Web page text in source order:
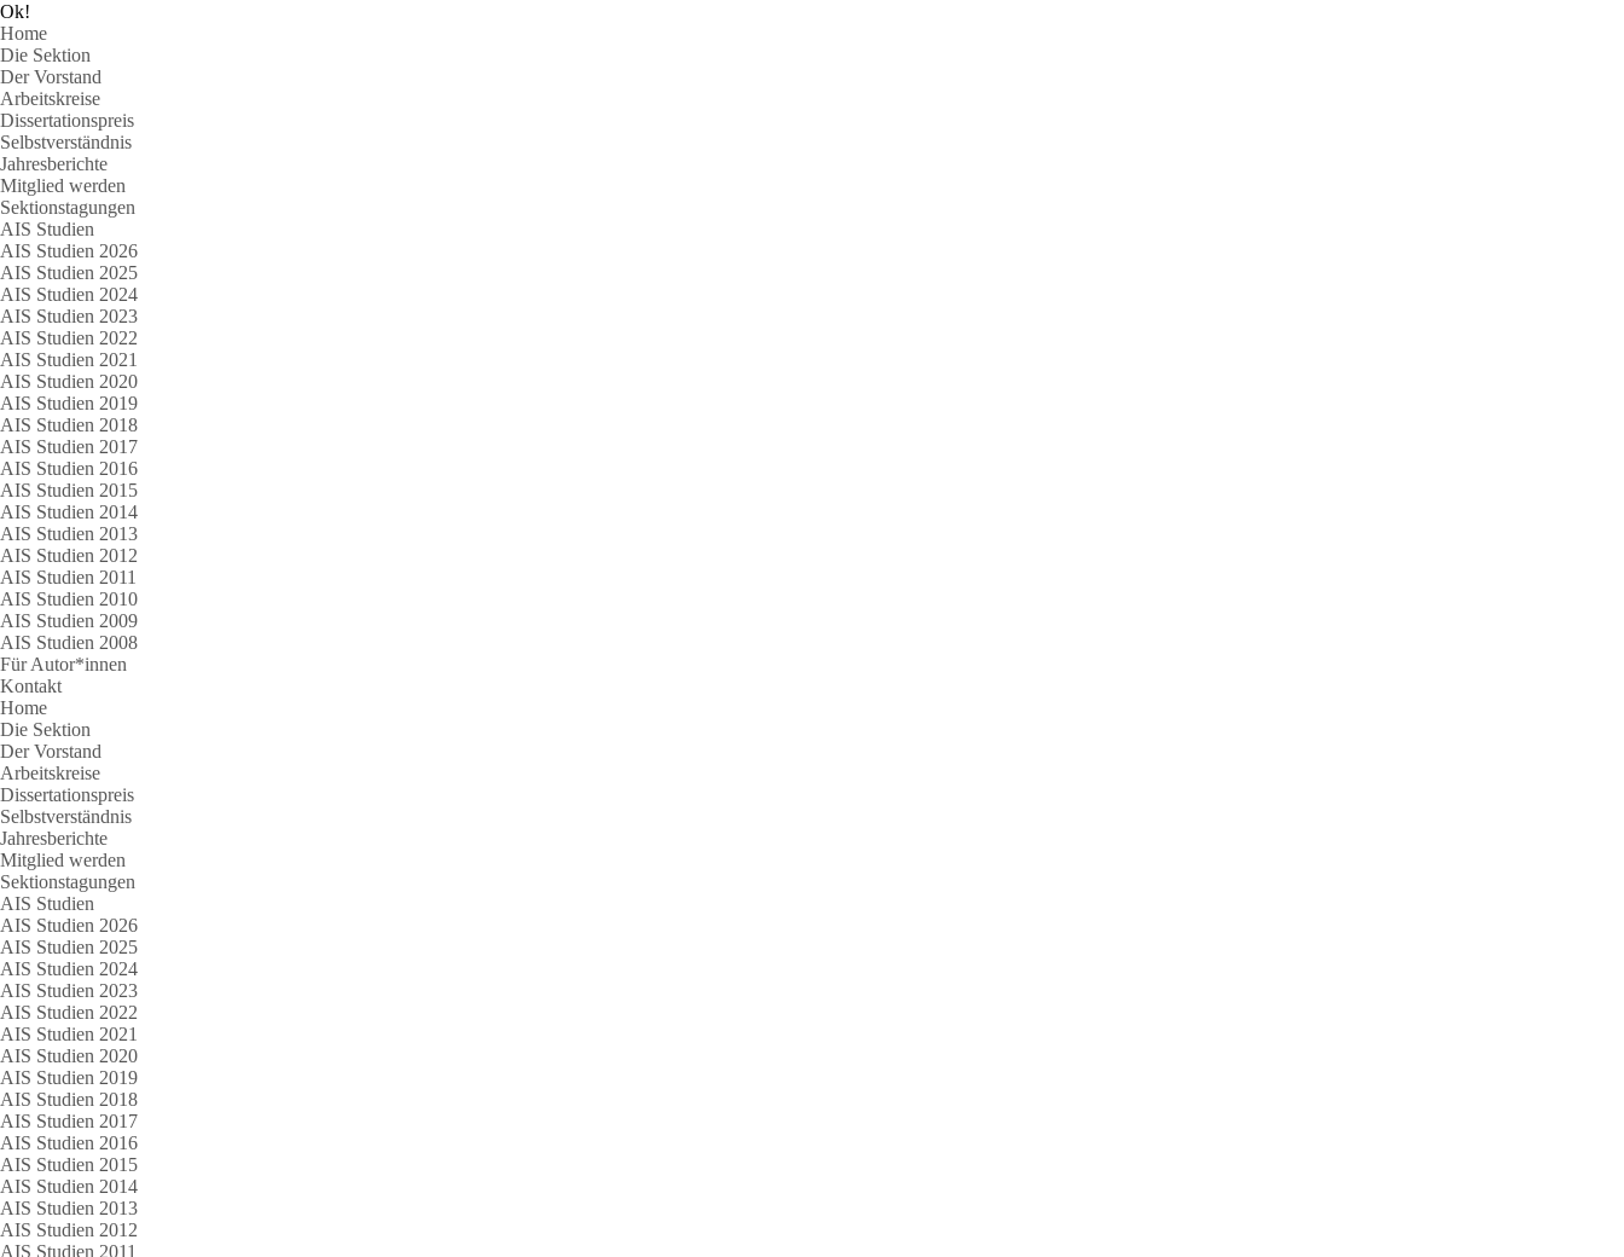
Ok!
Home
Die Sektion
Der Vorstand
Arbeitskreise
Dissertationspreis
Selbstverständnis
Jahresberichte
Mitglied werden
Sektionstagungen
AIS Studien
AIS Studien 2026
AIS Studien 2025
AIS Studien 2024
AIS Studien 2023
AIS Studien 2022
AIS Studien 2021
AIS Studien 2020
AIS Studien 2019
AIS Studien 2018
AIS Studien 2017
AIS Studien 2016
AIS Studien 2015
AIS Studien 2014
AIS Studien 2013
AIS Studien 2012
AIS Studien 2011
AIS Studien 2010
AIS Studien 2009
AIS Studien 2008
Für Autor*innen
Kontakt
Home
Die Sektion
Der Vorstand
Arbeitskreise
Dissertationspreis
Selbstverständnis
Jahresberichte
Mitglied werden
Sektionstagungen
AIS Studien
AIS Studien 2026
AIS Studien 2025
AIS Studien 2024
AIS Studien 2023
AIS Studien 2022
AIS Studien 2021
AIS Studien 2020
AIS Studien 2019
AIS Studien 2018
AIS Studien 2017
AIS Studien 2016
AIS Studien 2015
AIS Studien 2014
AIS Studien 2013
AIS Studien 2012
AIS Studien 2011